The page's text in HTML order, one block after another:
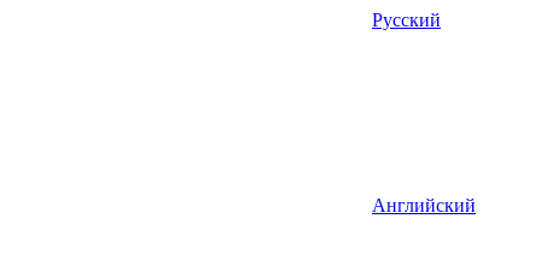
Русский
Английский